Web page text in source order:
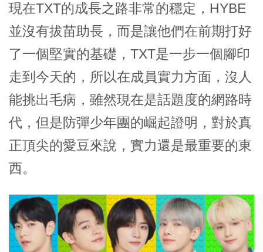
現在TXT的成長之路非常的穩定，HYBE
並沒有拔苗助長，而是讓他們在前期打好
了一個堅實的基礎，TXT是一步一個腳印
走到今天的，所以在成員實力方面，沒人
能挑出毛病，雖然現在是話題度的網路時
代，但是防彈少年團的崛起證明，對於真
正頂尖的愛豆來說，實力還是最重要的東
西。